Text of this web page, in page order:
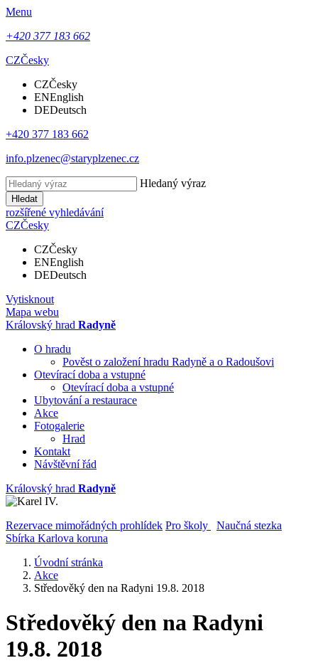
Menu
+420 377 183 662
CZČesky
CZČesky
ENEnglish
DEDeutsch
+420 377 183 662
info.plzenec@staryplzenec.cz
Hledaný výraz
Hledat
rozšířené vyhledávání
CZČesky
CZČesky
ENEnglish
DEDeutsch
Vytisknout
Mapa webu
Královský hrad Radyně
O hradu
Pověst o založení hradu Radyně a o Radoušovi
Otevírací doba a vstupné
Otevírací doba a vstupné
Ubytování a restaurace
Akce
Fotogalerie
Hrad
Kontakt
Návštěvní řád
Královský hrad Radyně
Rezervace mimořádných prohlídek Pro školy
Naučná stezka
Sbírka Karlova koruna
Úvodní stránka
Akce
Středověký den na Radyni 19.8. 2018
Středověký den na Radyni
19.8. 2018